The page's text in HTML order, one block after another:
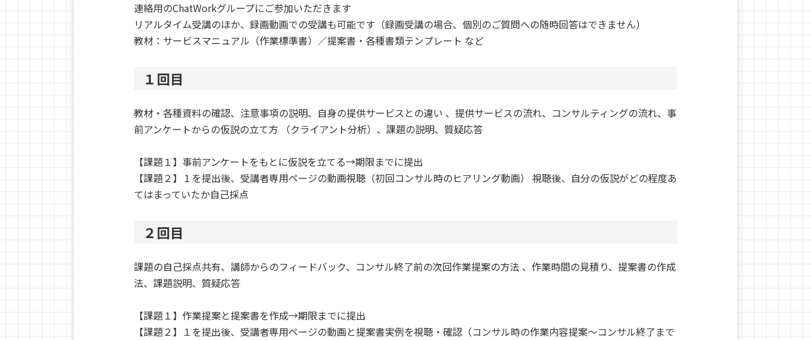
連絡用のChatWorkグループにご参加いただきます
リアルタイム受講のほか、録画動画での受講も可能です（録画受講の場合、個別のご質問への随時回答はできません）
教材：サービスマニュアル（作業標準書）／提案書・各種書類テンプレート など
１回目
教材・各種資料の確認、注意事項の説明、自身の提供サービスとの違い 、提供サービスの流れ、コンサルティングの流れ、事
前アンケートからの仮説の立て方 （クライアント分析）、課題の説明、質疑応答
【課題１】事前アンケートをもとに仮説を立てる→期限までに提出
【課題２】１を提出後、受講者専用ページの動画視聴（初回コンサル時のヒアリング動画） 視聴後、自分の仮説がどの程度あ
てはまっていたか自己採点
２回目
課題の自己採点共有、講師からのフィードバック、コンサル終了前の次回作業提案の方法 、作業時間の見積り、提案書の作成
法、課題説明、質疑応答
【課題１】作業提案と提案書を作成→期限までに提出
【課題２】１を提出後、受講者専用ページの動画と提案書実例を視聴・確認（コンサル時の作業内容提案～コンサル終了まで